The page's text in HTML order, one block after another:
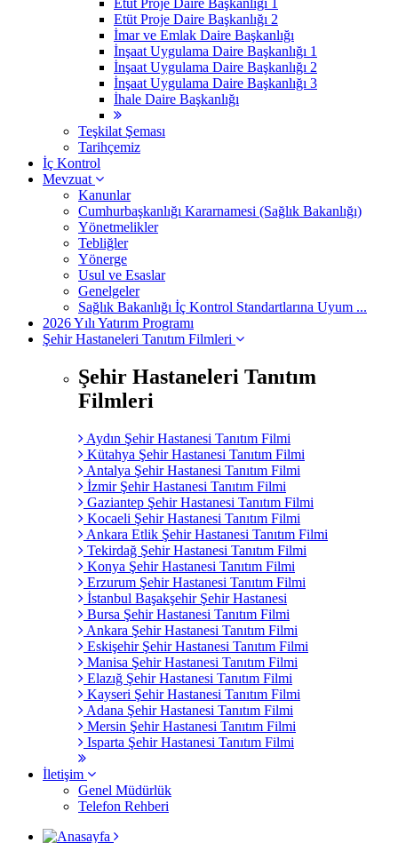
Etüt Proje Daire Başkanlığı 2
İmar ve Emlak Daire Başkanlığı
İnşaat Uygulama Daire Başkanlığı 1
İnşaat Uygulama Daire Başkanlığı 2
İnşaat Uygulama Daire Başkanlığı 3
İhale Daire Başkanlığı
Teşkilat Şeması
Tarihçemiz
İç Kontrol
Mevzuat
Kanunlar
Cumhurbaşkanlığı Kararnamesi (Sağlık Bakanlığı)
Yönetmelikler
Tebliğler
Yönerge
Usul ve Esaslar
Genelgeler
Sağlık Bakanlığı İç Kontrol Standartlarına Uyum ...
2026 Yılı Yatırım Programı
Şehir Hastaneleri Tanıtım Filmleri
Şehir Hastaneleri Tanıtım
Filmleri
Aydın Şehir Hastanesi Tanıtım Filmi
Kütahya Şehir Hastanesi Tanıtım Filmi
Antalya Şehir Hastanesi Tanıtım Filmi
İzmir Şehir Hastanesi Tanıtım Filmi
Gaziantep Şehir Hastanesi Tanıtım Filmi
Kocaeli Şehir Hastanesi Tanıtım Filmi
Ankara Etlik Şehir Hastanesi Tanıtım Filmi
Tekirdağ Şehir Hastanesi Tanıtım Filmi
Konya Şehir Hastanesi Tanıtım Filmi
Erzurum Şehir Hastanesi Tanıtım Filmi
İstanbul Başakşehir Şehir Hastanesi
Bursa Şehir Hastanesi Tanıtım Filmi
Ankara Şehir Hastanesi Tanıtım Filmi
Eskişehir Şehir Hastanesi Tanıtım Filmi
Manisa Şehir Hastanesi Tanıtım Filmi
Elazığ Şehir Hastanesi Tanıtım Filmi
Kayseri Şehir Hastanesi Tanıtım Filmi
Adana Şehir Hastanesi Tanıtım Filmi
Mersin Şehir Hastanesi Tanıtım Filmi
Isparta Şehir Hastanesi Tanıtım Filmi
İletişim
Genel Müdürlük
Telefon Rehberi